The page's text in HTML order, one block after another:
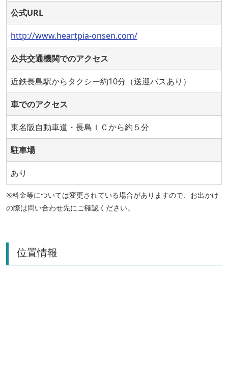
公式URL
http://www.heartpia-onsen.com/
公共交通機関でのアクセス
近鉄長島駅からタクシー約10分（送迎バスあり）
車でのアクセス
東名阪自動車道・長島ＩＣから約５分
駐車場
あり
※料金等については変更されている場合がありますので、お出かけ
の際は問い合わせ先にご確認ください。
位置情報